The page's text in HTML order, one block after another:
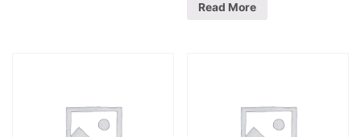
Read More